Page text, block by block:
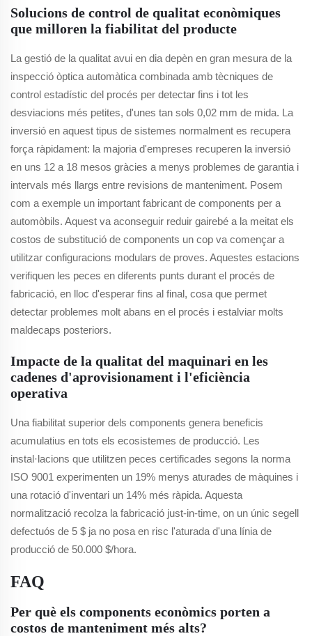
Solucions de control de qualitat econòmiques
que milloren la fiabilitat del producte
La gestió de la qualitat avui en dia depèn en gran mesura de la
inspecció òptica automàtica combinada amb tècniques de
control estadístic del procés per detectar fins i tot les
desviacions més petites, d'unes tan sols 0,02 mm de mida. La
inversió en aquest tipus de sistemes normalment es recupera
força ràpidament: la majoria d'empreses recuperen la inversió
en uns 12 a 18 mesos gràcies a menys problemes de garantia i
intervals més llargs entre revisions de manteniment. Posem
com a exemple un important fabricant de components per a
automòbils. Aquest va aconseguir reduir gairebé a la meitat els
costos de substitució de components un cop va començar a
utilitzar configuracions modulars de proves. Aquestes estacions
verifiquen les peces en diferents punts durant el procés de
fabricació, en lloc d'esperar fins al final, cosa que permet
detectar problemes molt abans en el procés i estalviar molts
maldecaps posteriors.
Impacte de la qualitat del maquinari en les
cadenes d'aprovisionament i l'eficiència
operativa
Una fiabilitat superior dels components genera beneficis
acumulatius en tots els ecosistemes de producció. Les
instal·lacions que utilitzen peces certificades segons la norma
ISO 9001 experimenten un 19% menys aturades de màquines i
una rotació d'inventari un 14% més ràpida. Aquesta
normalització recolza la fabricació just-in-time, on un únic segell
defectuós de 5 $ ja no posa en risc l'aturada d'una línia de
producció de 50.000 $/hora.
FAQ
Per què els components econòmics porten a
costos de manteniment més alts?